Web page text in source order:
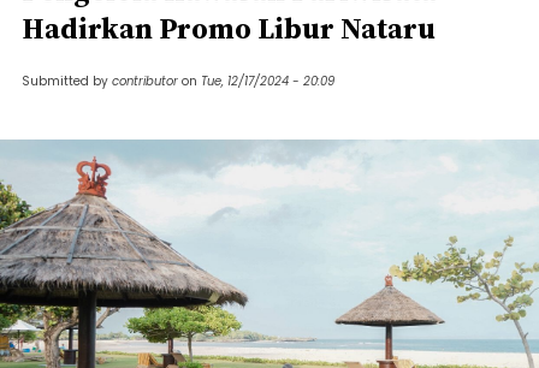
Hadirkan Promo Libur Nataru
Submitted by contributor on Tue, 12/17/2024 - 20:09